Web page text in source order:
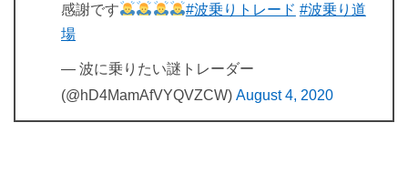
感謝です
#波乗りトレード #波乗り道
場
— 波に乗りたい謎トレーダー
(@hD4MamAfVYQVZCW) August 4, 2020